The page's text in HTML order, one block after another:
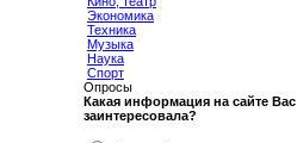
Экономика
Техника
Музыка
Наука
Спорт
Опросы
Какая информация на сайте Вас
заинтересовала?